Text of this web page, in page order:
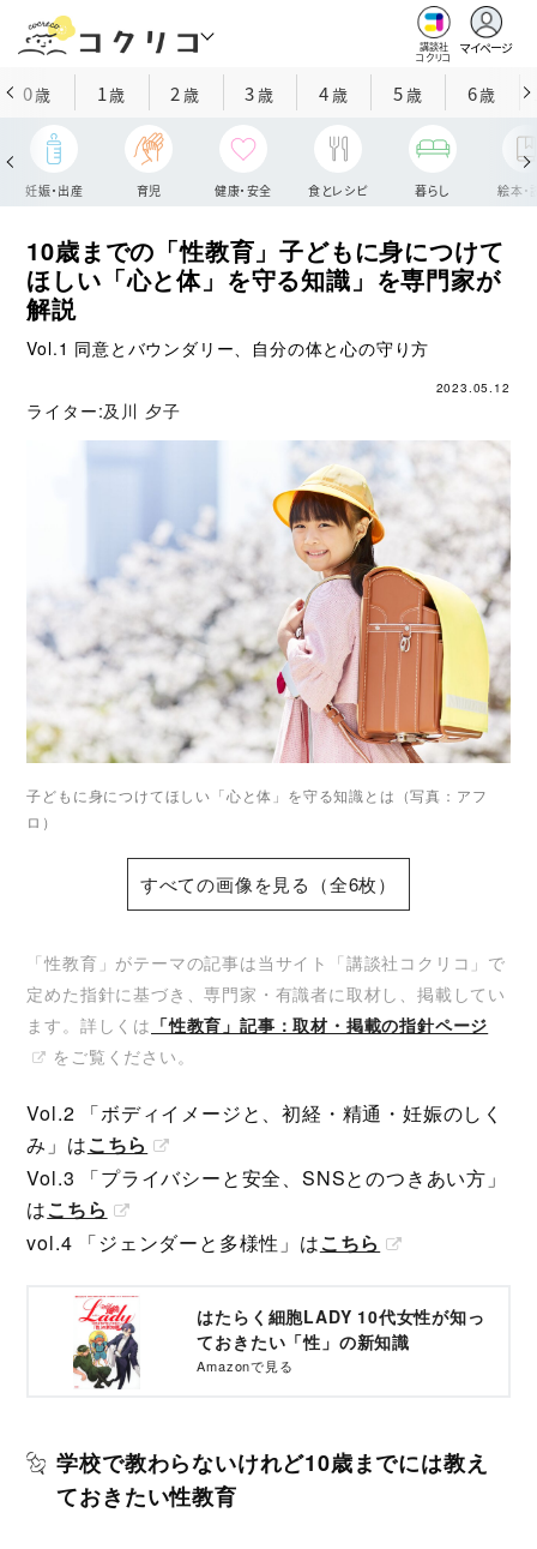
講談社
コクリコ
マイページ
0歳 1歳 2 歳 3歳 4歳 5歳 6歳
妊娠・出産 育児 健康・安全 食とレシピ 暮らし 絵本・
10歳までの「性教育」子どもに身につけて
ほしい「心と体」を守る知識」を専門家が
解説
Vol.1 同意とバウンダリー、自分の体と心の守り方
2023.05.12
ライター:及川 夕子
子どもに身につけてほしい「心と体」を守る知識とは（写真：アフ
ロ）
すべての画像を見る（全6枚）
「性教育」がテーマの記事は当サイト「講談社コクリコ」で
定めた指針に基づき、専門家・有識者に取材し、掲載してい
ます。詳しくは 「性教育」記事：取材・掲載の指針ページ
をご覧ください。
Vol.2 「ボディイメージと、初経・精通・妊娠のしく
み」はこちら
Vol.3 「プライバシーと安全、SNSとのつきあい方」
はこちら
vol.4 「ジェンダーと多様性」はこちら
はたらく細胞LADY 10代女性が知っ
ておきたい「性」の新知識
Amazonで見る
学校で教わらないけれど10歳までには教え
ておきたい性教育